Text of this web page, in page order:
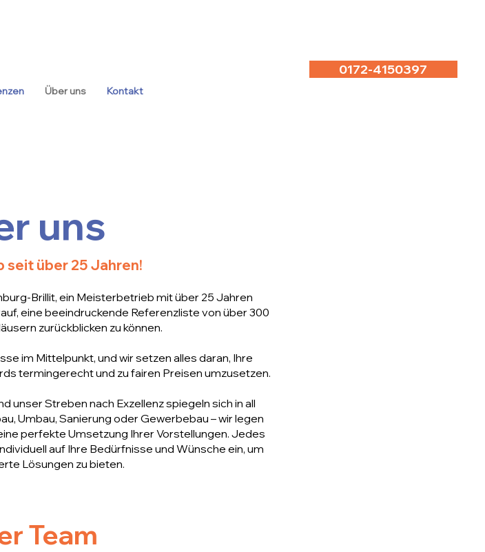
Über uns Kontakt
0172-4150397
uns
über 25 Jahren!
Brillit, ein Meisterbetrieb mit über 25 Jahren
eine beeindruckende Referenzliste von über 300
zurückblicken zu können.
im Mittelpunkt, und wir setzen alles daran, Ihre
termingerecht und zu fairen Preisen umzusetzen.
unser Streben nach Exzellenz spiegeln sich in all
Umbau, Sanierung oder Gewerbebau – wir legen
perfekte Umsetzung Ihrer Vorstellungen. Jedes
auf Ihre Bedürfnisse und Wünsche ein, um
Lösungen zu bieten.
Team